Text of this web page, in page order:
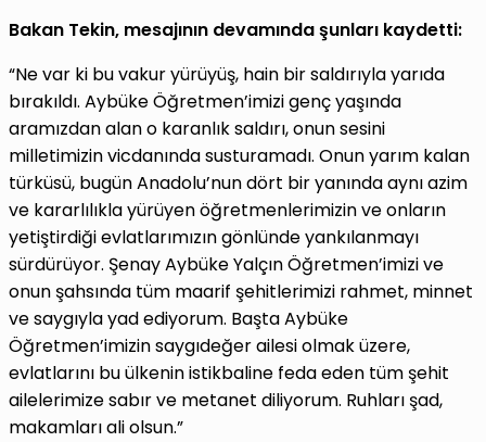
Bakan Tekin, mesajının devamında şunları kaydetti:
“Ne var ki bu vakur yürüyüş, hain bir saldırıyla yarıda
bırakıldı. Aybüke Öğretmen’imizi genç yaşında
aramızdan alan o karanlık saldırı, onun sesini
milletimizin vicdanında susturamadı. Onun yarım kalan
türküsü, bugün Anadolu’nun dört bir yanında aynı azim
ve kararlılıkla yürüyen öğretmenlerimizin ve onların
yetiştirdiği evlatlarımızın gönlünde yankılanmayı
sürdürüyor. Şenay Aybüke Yalçın Öğretmen’imizi ve
onun şahsında tüm maarif şehitlerimizi rahmet, minnet
ve saygıyla yad ediyorum. Başta Aybüke
Öğretmen’imizin saygıdeğer ailesi olmak üzere,
evlatlarını bu ülkenin istikbaline feda eden tüm şehit
ailelerimize sabır ve metanet diliyorum. Ruhları şad,
makamları ali olsun.”